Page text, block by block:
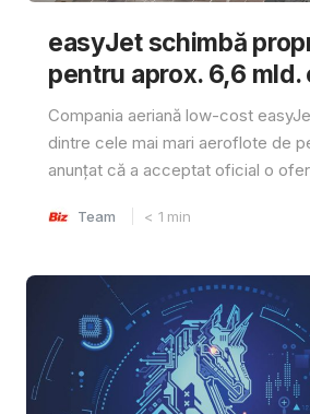
easyJet schimbă
pentru aprox. 6,6 mld.
Compania aeriană low-cost
dintre cele mai mari aeroflote de
anunțat că a acceptat oficial o
Team < 1 min